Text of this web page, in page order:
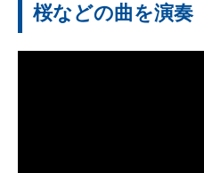
桜などの曲を演奏